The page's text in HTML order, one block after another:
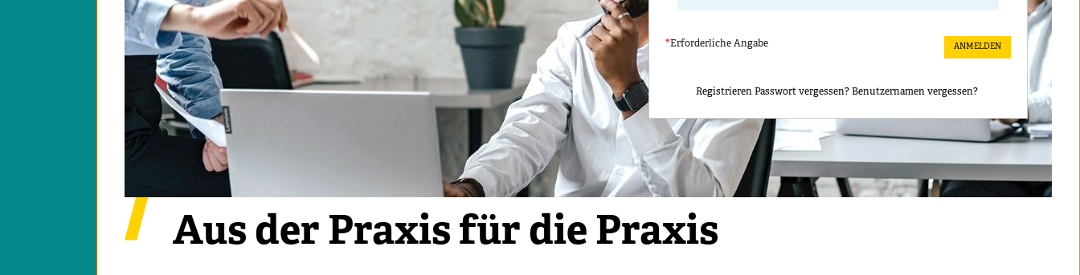
*Erforderliche Angabe
Registrieren Passwort vergessen? Benutzernamen vergessen?
Kollaboration und Zukunftslernen:
Aus der Praxis für die Praxis